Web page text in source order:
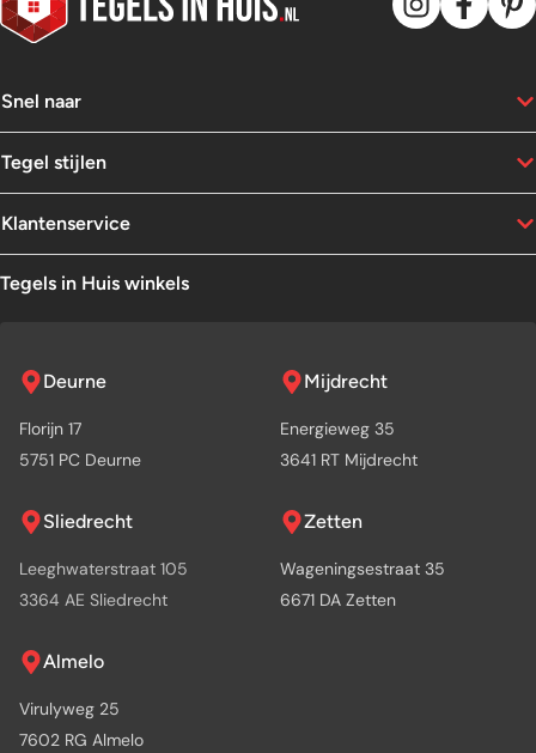
Snel naar
Tegel stijlen
Klantenservice
Tegels in Huis winkels
Deurne
Florijn 17
5751 PC Deurne
Mijdrecht
Energieweg 35
3641 RT Mijdrecht
Sliedrecht
Leeghwaterstraat 105
3364 AE Sliedrecht
Zetten
Wageningsestraat 35
6671 DA Zetten
Almelo
Virulyweg 25
7602 RG Almelo